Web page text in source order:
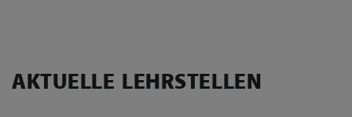
AKTUELLE LEHRSTELLEN